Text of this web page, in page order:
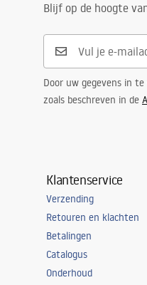
Blijf op de hoogte
Door uw gegevens in
zoals beschreven in de
Klantenservice
Verzending
Retouren en klachten
Betalingen
Catalogus
Onderhoud